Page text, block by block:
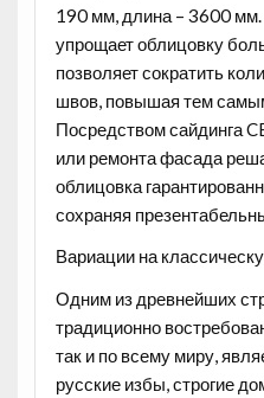
190 мм, длина – 3600
упрощает облицовку
позволяет сократить
швов, повышая тем
Посредством сайдинга
или ремонта фасада
облицовка
сохраняя
Вариации на
Одним из древнейших
традиционно
так и по всему миру,
русские избы, строгие